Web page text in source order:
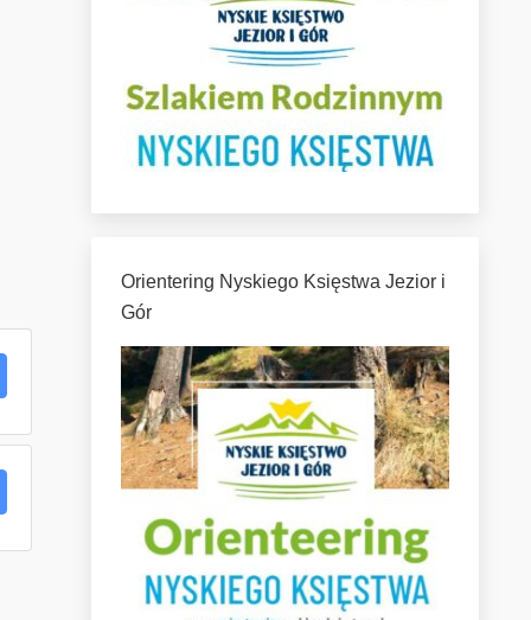
Orientering Nyskiego Księstwa Jezior i
Gór